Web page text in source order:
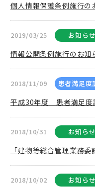
個人情報保護条例施行
2019/03/25 お知らせ
情報公開条例施行のお知
2018/11/09 患者満足度
平成30年度 患者満足度
2018/10/31 お知らせ
「建物等総合管理業務
2018/10/02 お知らせ